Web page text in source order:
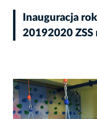
Inauguracja
20192020 ZSS